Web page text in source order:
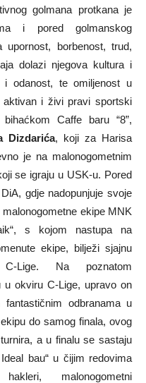
golmana protkana je
i pored golmanskog
upornost, borbenost, trud,
dolazi njegova kultura i
i odanost, te omiljenost u
i živi pravi sportski
Caffe baru “8”,
Dizdarića, koji za Harisa
je na malonogometnim
se igraju u USK-u. Pored
gdje nadopunjuje svoje
ekipe MNK
s kojom nastupa na
ekipe, bilježi sjajnu
Lige. Na poznatom
u okviru C-Lige, upravo on
odbranama u
do samog finala, ovog
a u finalu se sastaju
bau“ u čijim redovima
malonogometni